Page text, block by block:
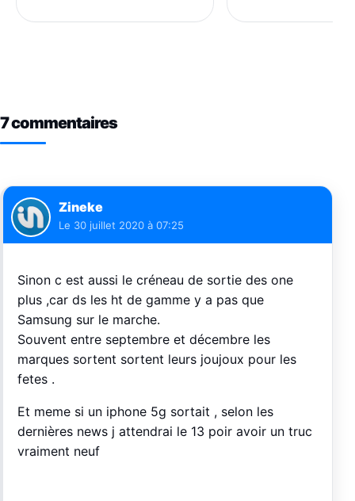
7 commentaires
Zineke
Le 30 juillet 2020 à 07:25
Sinon c est aussi le créneau de sortie des one
plus ,car ds les ht de gamme y a pas que
Samsung sur le marche.
Souvent entre septembre et décembre les
marques sortent sortent leurs joujoux pour les
fetes .
Et meme si un iphone 5g sortait , selon les
dernières news j attendrai le 13 poir avoir un truc
vraiment neuf